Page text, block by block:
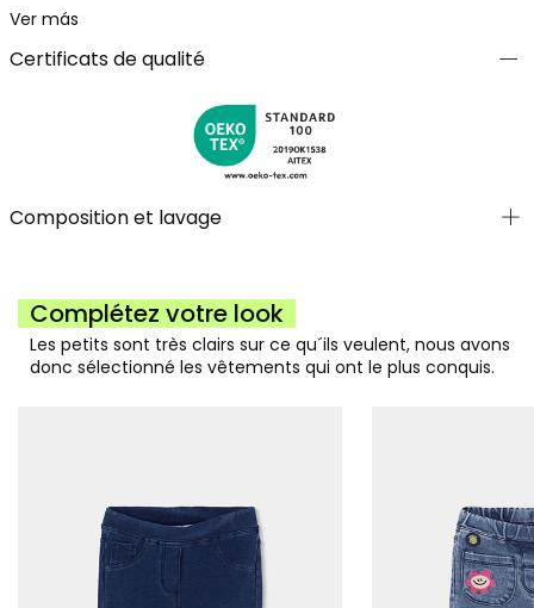
Ver más
Certificats de qualité
Composition et lavage
Complétez votre look
Les petits sont très clairs sur ce qu´ils veulent, nous avons
donc sélectionné les vêtements qui ont le plus conquis.